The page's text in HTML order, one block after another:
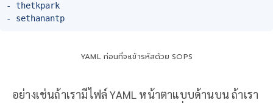
- thetkpark
YAML ก่อนที่จะเข้ารหัสด้วย SOPS
อย่างเช่นถ้าเรามีไฟล์ YAML หน้าตาแบบด้านบน ถ้าเรา